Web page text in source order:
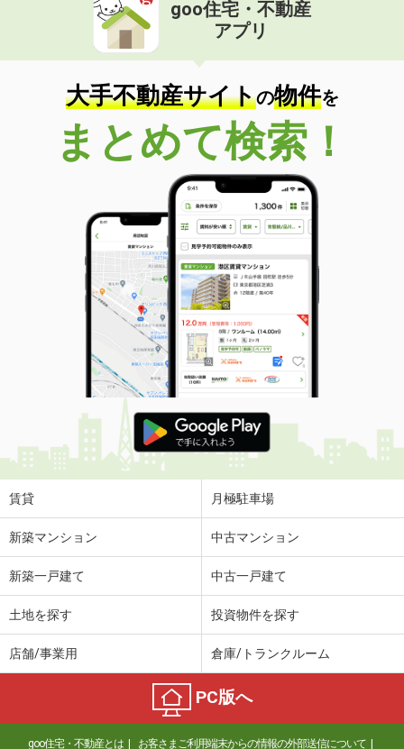
goo住宅・不動産
アプリ
大手不動産サイトの物件を
まとめて検索！
賃貸 月極駐車場
新築マンション 中古マンション
新築一戸建て 中古一戸建て
土地を探す 投資物件を探す
店舗/事業用 倉庫/トランクルーム
PC版へ
goo住宅・不動産とは お客さまご利用端末からの情報の外部送信について